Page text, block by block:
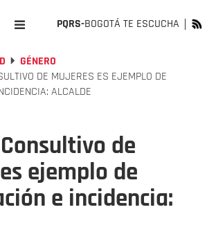
PQRS-BOGOTÁ TE ESCUCHA
GÉNERO
DE MUJERES ES EJEMPLO DE
ALCALDE
de
ejemplo de
e incidencia: